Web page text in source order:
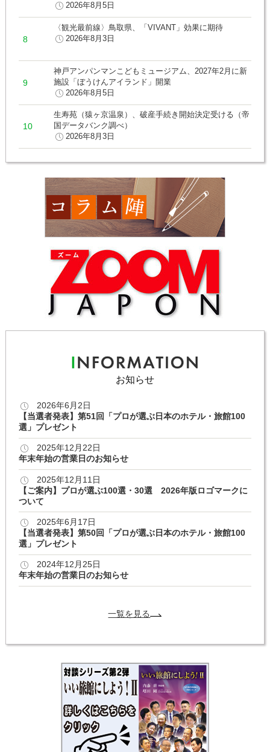
2026年8月5日
〈観光最前線〉鳥取県、「VIVANT」効果に期待
2026年8月3日
神戸アンパンマンこどもミュージアム、2027年2月に新
施設「ぼうけんアイランド」開業
2026年8月5日
生寿苑（猿ヶ京温泉）、破産手続き開始決定受ける（帝
国データバンク調べ）
2026年8月3日
お知らせ
2026年6月2日
【当選者発表】第51回「プロが選ぶ日本のホテル・旅館100
選」プレゼント
2025年12月22日
年末年始の営業日のお知らせ
2025年12月11日
【ご案内】プロが選ぶ100選・30選 2026年版ロゴマークに
ついて
2025年6月17日
【当選者発表】第50回「プロが選ぶ日本のホテル・旅館100
選」プレゼント
2024年12月25日
年末年始の営業日のお知らせ
一覧を見る